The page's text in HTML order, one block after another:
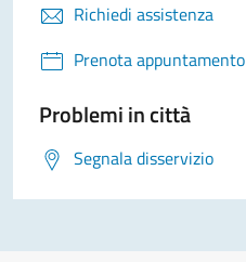
Richiedi assistenza
Prenota appuntamento
Problemi in città
Segnala disservizio